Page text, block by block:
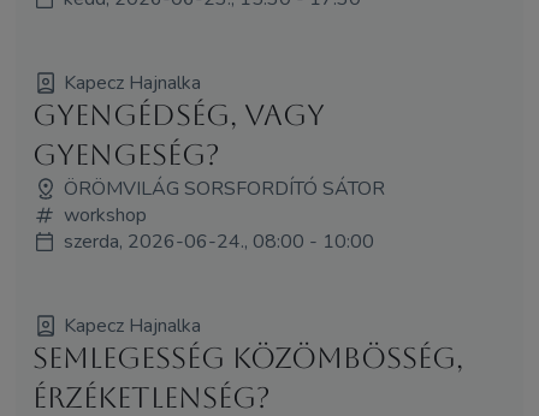
Kapecz Hajnalka
Gyengédség, vagy
gyengeség?
ÖRÖMVILÁG SORSFORDÍTÓ SÁTOR
workshop
szerda, 2026-06-24., 08:00 - 10:00
Kapecz Hajnalka
Semlegesség közömbösség,
érzéketlenség?